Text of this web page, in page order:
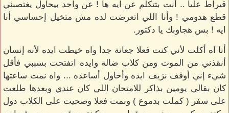
قيراط عليا .. أنت بتتكلم عن ايه ها ! عن واحد بيحاول يغتصبني
قطع هدومي ! وأنا اللي اتعرضت لده مش متخيل إحساسي أنا
ايه ! بس هجاوبك يا دكتور.
أنا اه أكلت لأني كنت فعلا جعانة جدا واه خيطت ايده لأنه إنسان
أنقذني من الموت ومن كلاب ضالة وايده اتفتحت بسببي فأقل
شيء إني أوقف نزيف ايده وأحاول أساعده ... واه نمت ساعتها
كان بقالي يومين بذاكر للامتحان اللي كان عندي وبعدها طلعت
على سفر ( كملت بدموع ) ونمت فعلا وصحيت على الكلاب دول